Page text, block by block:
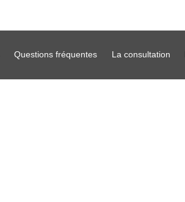
Questions fréquentes La consultation